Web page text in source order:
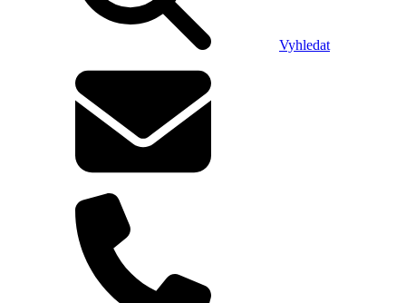
Vyhledat